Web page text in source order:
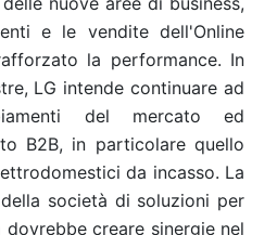
e le vendite dell'Online
la performance. In
LG intende continuare ad
del mercato ed
B2B, in particolare quello
da incasso. La
società di soluzioni per
creare sinergie nel